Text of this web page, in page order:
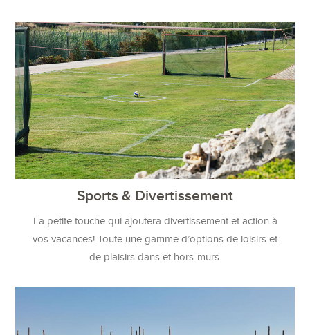
Sports & Divertissement
La petite touche qui ajoutera divertissement et action à
vos vacances! Toute une gamme d’options de loisirs et
de plaisirs dans et hors-murs.